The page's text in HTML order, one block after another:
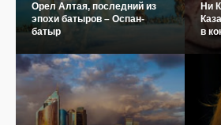
Орел Алтая, последний из
эпохи батыров – Оспан-
батыр
Ни
в